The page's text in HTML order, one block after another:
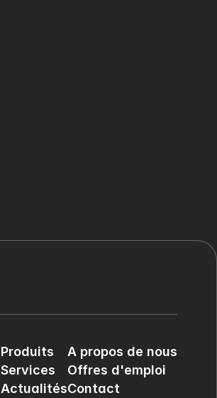
Produits
Services
Actualités
A propos de nous
Offres d'emploi
Contact